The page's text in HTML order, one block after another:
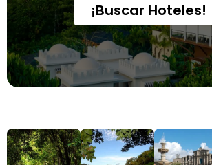
¡Buscar Hoteles!